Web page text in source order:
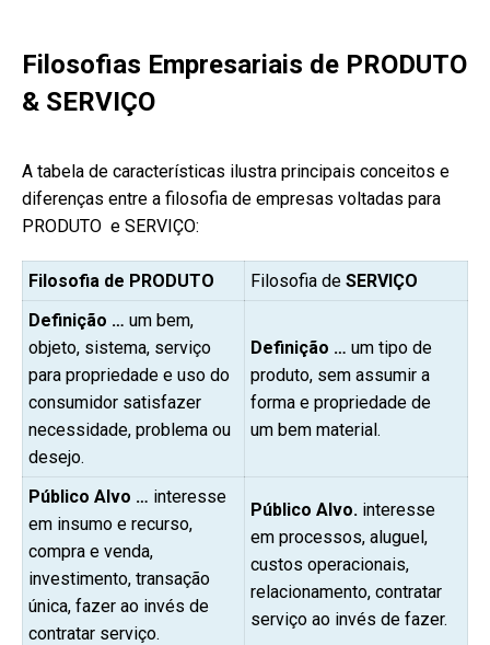
Filosofias Empresariais de PRODUTO
& SERVIÇO
A tabela de características ilustra principais conceitos e
diferenças entre a filosofia de empresas voltadas para
PRODUTO e SERVIÇO:
Filosofia de PRODUTO Filosofia de SERVIÇO
Definição … um bem,
objeto, sistema, serviço
para propriedade e uso do
consumidor satisfazer
necessidade, problema ou
desejo.
Definição … um tipo de
produto, sem assumir a
forma e propriedade de
um bem material.
Público Alvo … interesse
em insumo e recurso,
compra e venda,
investimento, transação
única, fazer ao invés de
contratar serviço.
Público Alvo. interesse
em processos, aluguel,
custos operacionais,
relacionamento, contratar
serviço ao invés de fazer.